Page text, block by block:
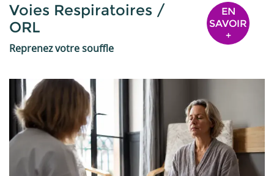
Voies Respiratoires /
ORL
Reprenez votre souffle
EN
SAVOIR
+